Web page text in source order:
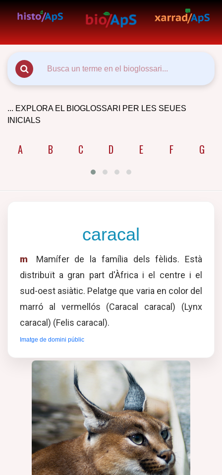
... EXPLORA EL BIOGLOSSARI PER LES SEUES
INICIALS
A B C D E F G
caracal
m
Mamífer de la família dels fèlids. Està
distribuït a gran part d'Àfrica i el centre i el
sud-oest asiàtic. Pelatge que varia en color del
marró al vermellós (Caracal caracal) (Lynx
caracal) (Felis caracal).
Imatge de domini públic